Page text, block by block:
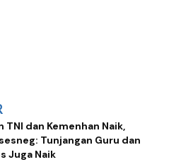
TNI dan Kemenhan Naik,
Tunjangan Guru dan
Juga Naik